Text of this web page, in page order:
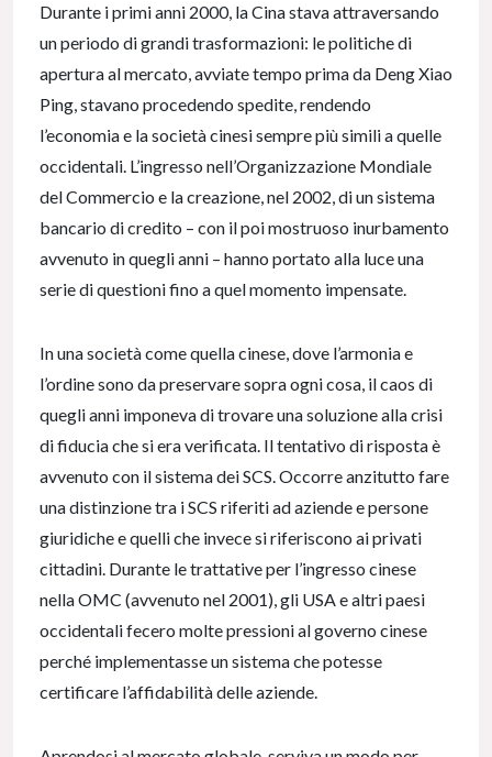
Durante i primi anni 2000, la Cina stava attraversando
un periodo di grandi trasformazioni: le politiche di
apertura al mercato, avviate tempo prima da Deng Xiao
Ping, stavano procedendo spedite, rendendo
l’economia e la società cinesi sempre più simili a quelle
occidentali. L’ingresso nell’Organizzazione Mondiale
del Commercio e la creazione, nel 2002, di un sistema
bancario di credito – con il poi mostruoso inurbamento
avvenuto in quegli anni – hanno portato alla luce una
serie di questioni fino a quel momento impensate.
In una società come quella cinese, dove l’armonia e
l’ordine sono da preservare sopra ogni cosa, il caos di
quegli anni imponeva di trovare una soluzione alla crisi
di fiducia che si era verificata. Il tentativo di risposta è
avvenuto con il sistema dei SCS. Occorre anzitutto fare
una distinzione tra i SCS riferiti ad aziende e persone
giuridiche e quelli che invece si riferiscono ai privati
cittadini. Durante le trattative per l’ingresso cinese
nella OMC (avvenuto nel 2001), gli USA e altri paesi
occidentali fecero molte pressioni al governo cinese
perché implementasse un sistema che potesse
certificare l’affidabilità delle aziende.